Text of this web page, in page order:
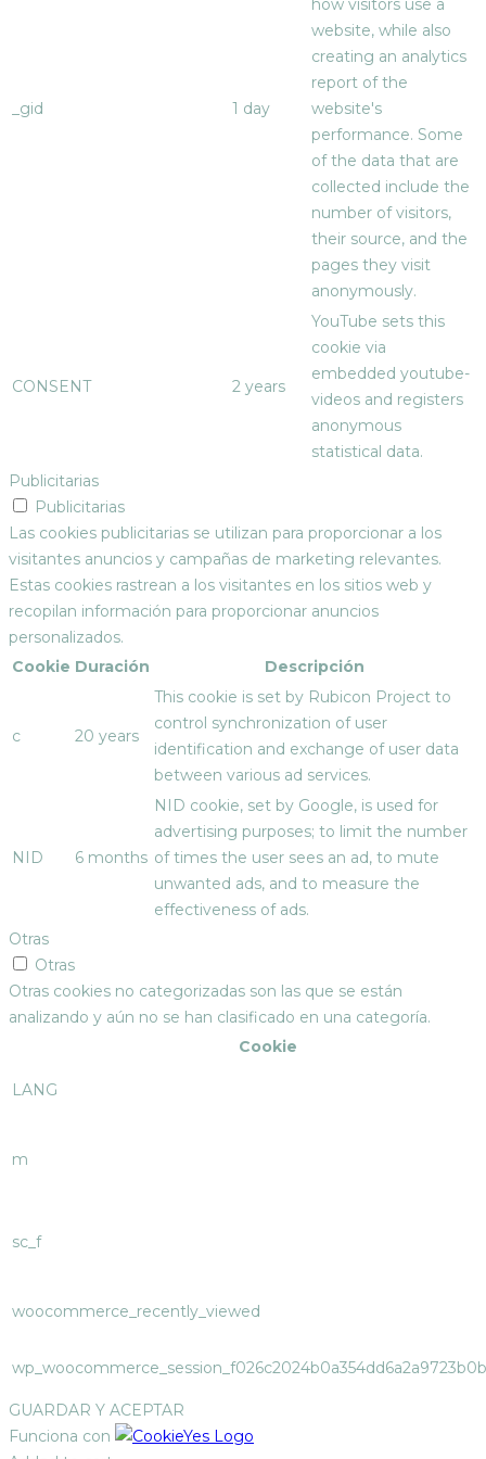
_gid 1 day
website, while also
creating an analytics
report of the
website's
performance. Some
of the data that are
collected include the
number of visitors,
their source, and the
pages they visit
anonymously.
CONSENT 2 years
YouTube sets this
cookie via
embedded youtube-
videos and registers
anonymous
statistical data.
Publicitarias
Publicitarias
Las cookies publicitarias se utilizan para proporcionar a los
visitantes anuncios y campañas de marketing relevantes.
Estas cookies rastrean a los visitantes en los sitios web y
recopilan información para proporcionar anuncios
personalizados.
Cookie Duración Descripción
c 20 years
This cookie is set by Rubicon Project to
control synchronization of user
identification and exchange of user data
between various ad services.
NID 6 months
NID cookie, set by Google, is used for
advertising purposes; to limit the number
of times the user sees an ad, to mute
unwanted ads, and to measure the
effectiveness of ads.
Otras
Otras
Otras cookies no categorizadas son las que se están
analizando y aún no se han clasificado en una categoría.
Cookie
LANG
m
sc_f
woocommerce_recently_viewed
GUARDAR Y ACEPTAR
Funciona con